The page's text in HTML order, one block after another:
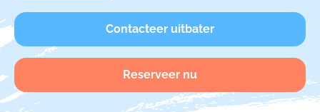
Contacteer uitbater
Reserveer nu